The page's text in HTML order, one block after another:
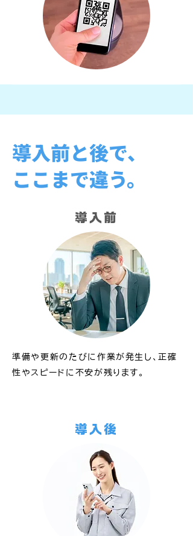
導入前と後で、
ここまで違う。
導入前
準備や更新のたびに作業が発生し、正確
性やスピードに不安が残ります。
導入後